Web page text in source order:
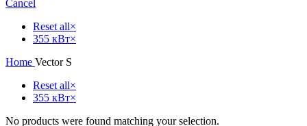
Cancel
Reset all×
355 кВт×
Home Vector S
Reset all×
355 кВт×
No products were found matching your selection.